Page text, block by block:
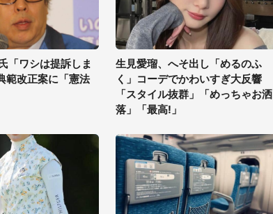
「ワシは提訴しま
範改正案に「憲法
生見愛瑠、へそ出し「めるのふ
く」コーデでかわいすぎ大反響
「スタイル抜群」「めっちゃお洒
落」「最高!」